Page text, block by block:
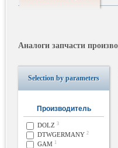
Аналоги запчасти
Selection by parameters
Производитель
DOLZ 3
DTWGERMANY 2
GAM 1